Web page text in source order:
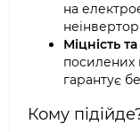
на
Міцність
посилених
гарантує
Кому